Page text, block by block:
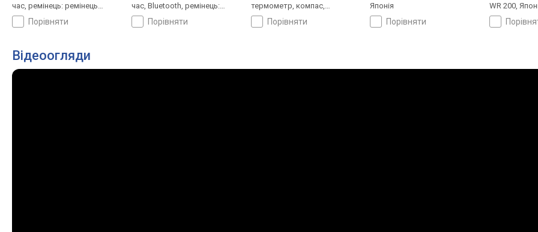
час, ремінець: ремінець
каучук, WR 200, Японія
порівняти
час, Bluetooth, ремінець:
браслет пластик, WR 200,
Японія
порівняти
термометр, компас,
висотомір, барометр,
світовий час, ремінець:
порівняти
Японія
порівняти
WR 200,
Відеоогляди